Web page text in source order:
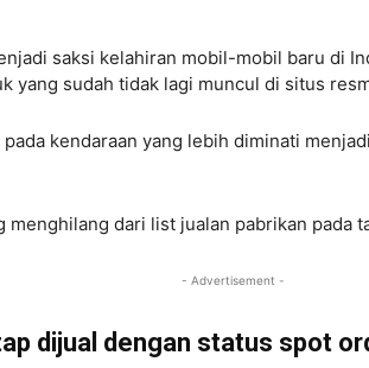
saksi kelahiran mobil-mobil baru di
yang sudah tidak lagi muncul di situs
kendaraan yang lebih diminati
menghilang dari list jualan pabrikan pada
- Advertisement -
dijual dengan status spot